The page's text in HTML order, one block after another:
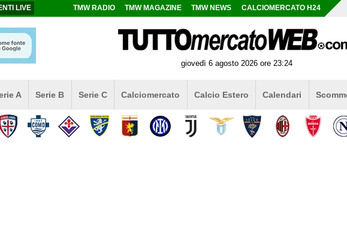
LIVE TMW RADIO TMW MAGAZINE TMW NEWS CALCIOMERCATO H24
giovedì 6 agosto 2026 ore 23:24
A Serie B Serie C Calciomercato Calcio Estero Calendari